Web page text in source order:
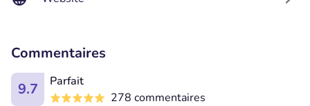
Commentaires
9.7
Parfait
278 commentaires